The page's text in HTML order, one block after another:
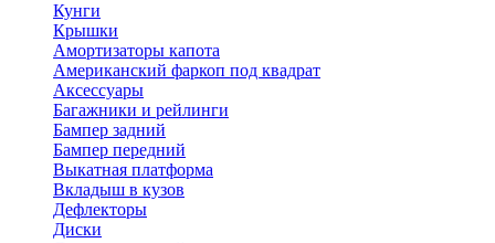
Кунги
Крышки
Амортизаторы капота
Американский фаркоп под квадрат
Аксессуары
Багажники и рейлинги
Бампер задний
Бампер передний
Выкатная платформа
Вкладыш в кузов
Дефлекторы
Диски